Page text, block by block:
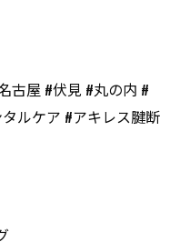
古屋 #伏見 #丸の内 #
ルケア #アキレス腱断